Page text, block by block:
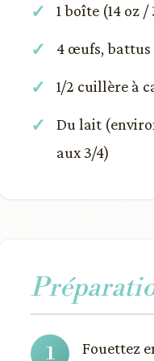
1 boîte (14 oz
4 œufs, battus
1/2 cuillère à
Du lait
aux 3/4)
Fouettez